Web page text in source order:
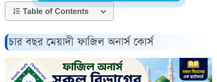
Table of Contents
চার বছর মেয়াদী ফাজিল অনার্স কোর্স